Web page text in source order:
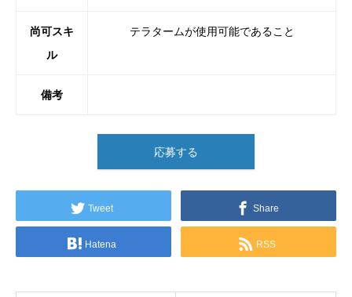
尚可スキ
ル
テラタームが使用可能であること
備考
応募する
Tweet Share
Hatena RSS